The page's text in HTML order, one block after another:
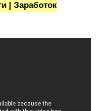
| Заработок